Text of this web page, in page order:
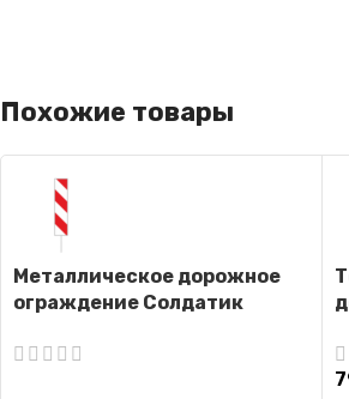
Похожие товары
Металлическое дорожное
ограждение Солдатик